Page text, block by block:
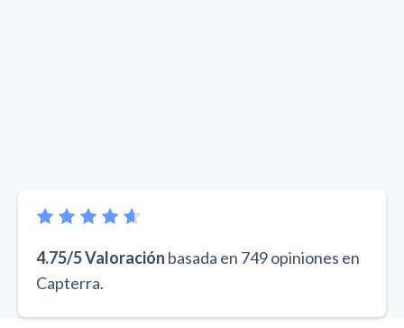
4.75/5 Valoración basada en 749 opiniones en
Capterra.